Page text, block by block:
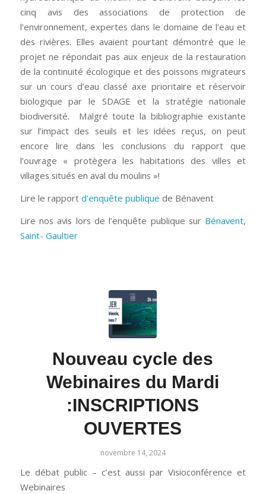
cinq avis des associations de protection de
l’environnement, expertes dans le domaine de l’eau et
des rivières. Elles avaient pourtant démontré que le
projet ne répondait pas aux enjeux de la restauration
de la continuité écologique et des poissons migrateurs
sur un cours d’eau classé axe prioritaire et réservoir
biologique par le SDAGE et la stratégie nationale
biodiversité. Malgré toute la bibliographie existante
sur l’impact des seuils et les idées reçus, on peut
encore lire dans les conclusions du rapport que
l’ouvrage « protègera les habitations des villes et
villages situés en aval du moulins »!
Lire le rapport d’enquête publique de Bénavent
Lire nos avis lors de l’enquête publique sur Bénavent,
Saint- Gaultier
Nouveau cycle des
Webinaires du Mardi
:INSCRIPTIONS
OUVERTES
novembre 14, 2024
Le débat public – c’est aussi par Visioconférence et
Webinaires